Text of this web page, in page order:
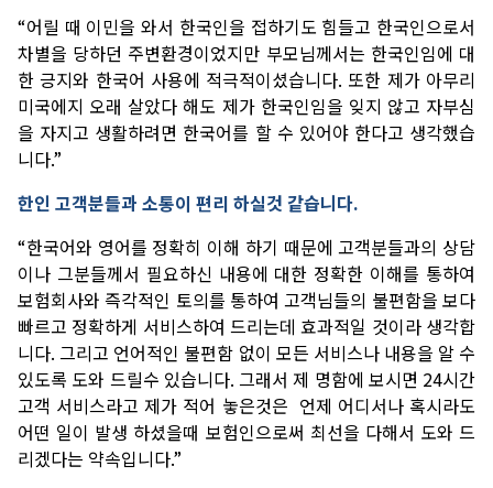
“어릴 때 이민을 와서 한국인을 접하기도 힘들고 한국인으로서
차별을 당하던 주변환경이었지만 부모님께서는 한국인임에 대
한 긍지와 한국어 사용에 적극적이셨습니다. 또한 제가 아무리
미국에지 오래 살았다 해도 제가 한국인임을 잊지 않고 자부심
을 자지고 생활하려면 한국어를 할 수 있어야 한다고 생각했습
니다.”
한인 고객분들과 소통이 편리 하실것 같습니다.
“한국어와 영어를 정확히 이해 하기 때문에 고객분들과의 상담
이나 그분들께서 필요하신 내용에 대한 정확한 이해를 통하여
보험회사와 즉각적인 토의를 통하여 고객님들의 불편함을 보다
빠르고 정확하게 서비스하여 드리는데 효과적일 것이라 생각합
니다. 그리고 언어적인 불편함 없이 모든 서비스나 내용을 알 수
있도록 도와 드릴수 있습니다. 그래서 제 명함에 보시면 24시간
고객 서비스라고 제가 적어 놓은것은 언제 어디서나 혹시라도
어떤 일이 발생 하셨을때 보험인으로써 최선을 다해서 도와 드
리겠다는 약속입니다.”